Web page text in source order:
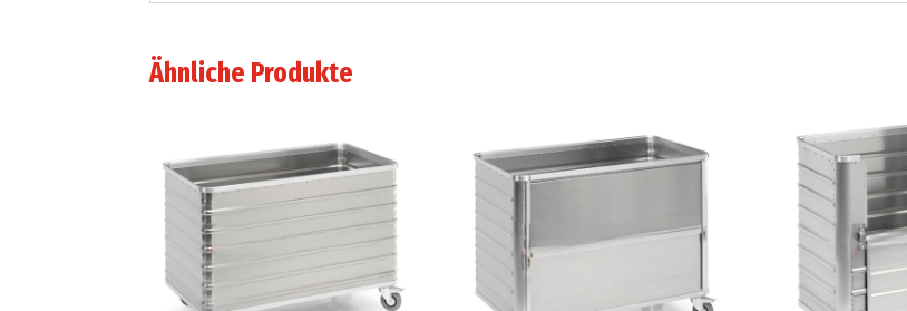
Ähnliche Produkte